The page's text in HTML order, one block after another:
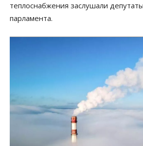
теплоснабжения заслушали
парламента.